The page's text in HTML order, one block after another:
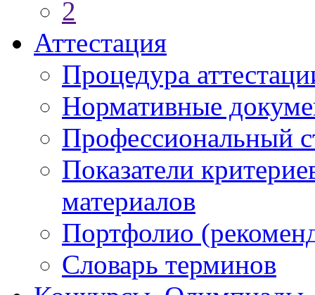
2
Аттестация
Процедура
Нормативные
Профессиональный
Показатели
материалов
Портфолио
Словарь терминов